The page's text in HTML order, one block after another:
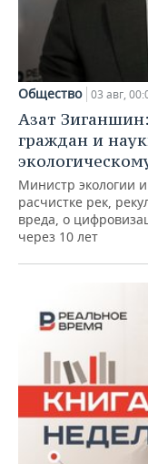
Общество 03 авг,
Азат
граждан и
Министр экологии
расчистке рек,
вреда, о
через 10 лет